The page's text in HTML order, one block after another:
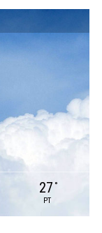
27 °
PT